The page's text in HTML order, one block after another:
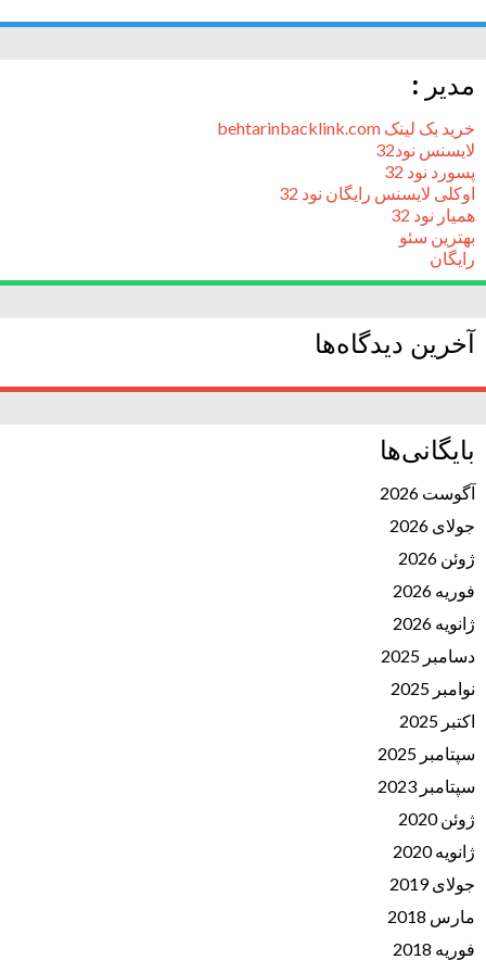
مدیر :
خرید بک لینک behtarinbacklink.com
لایسنس نود32
پسورد نود 32
اوکلی لایسنس رایگان نود 32
همیار نود 32
بهترین سئو
رایگان
آخرین دیدگاه‌ها
بایگانی‌ها
آگوست 2026
جولای 2026
ژوئن 2026
فوریه 2026
ژانویه 2026
دسامبر 2025
نوامبر 2025
اکتبر 2025
سپتامبر 2025
سپتامبر 2023
ژوئن 2020
ژانویه 2020
جولای 2019
مارس 2018
فوریه 2018